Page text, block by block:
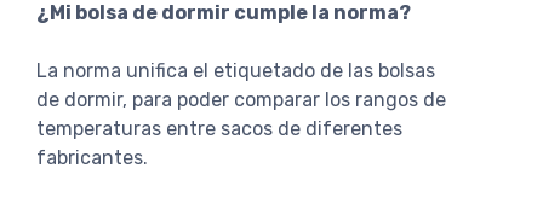
¿Mi bolsa de dormir cumple la norma?
La norma unifica el etiquetado de las bolsas
de dormir, para poder comparar los rangos de
temperaturas entre sacos de diferentes
fabricantes.